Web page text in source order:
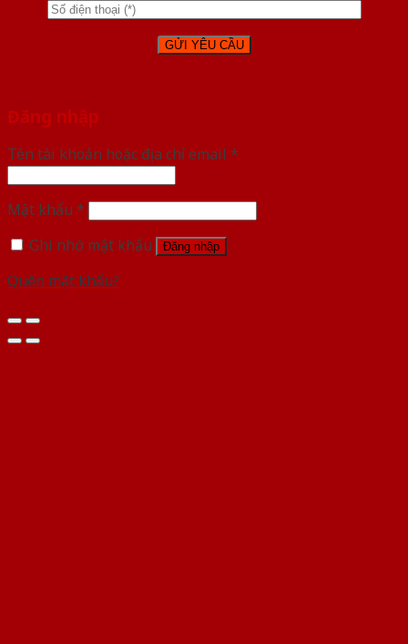
Đăng nhập
Tên tài khoản hoặc địa chỉ email *
Mật khẩu *
Ghi nhớ mật khẩu
Đăng nhập
Quên mật khẩu?